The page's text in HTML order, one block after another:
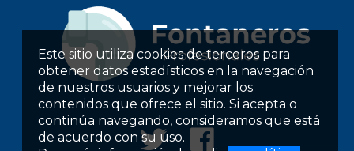
Este sitio utiliza cookies de terceros para
obtener datos estadísticos en la navegación
de nuestros usuarios y mejorar los
contenidos que ofrece el sitio. Si acepta o
continúa navegando, consideramos que está
de acuerdo con su uso.